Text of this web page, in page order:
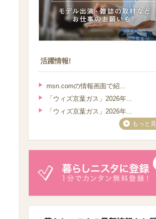
活躍情報!
msn.comの情報画面で紹...
「ウィズ京葉ガス」2026年...
「ウィズ京葉ガス」2026年...
もっと